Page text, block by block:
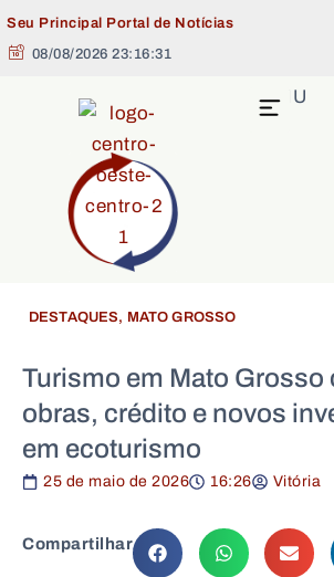
Seu Principal Portal de Notícias
08/08/2026 23:16:31
MENU
DESTAQUES, MATO GROSSO
Turismo em Mato Grosso
obras, crédito e novos
em ecoturismo
25 de maio de 2026 16:26 Vitória
Compartilhar